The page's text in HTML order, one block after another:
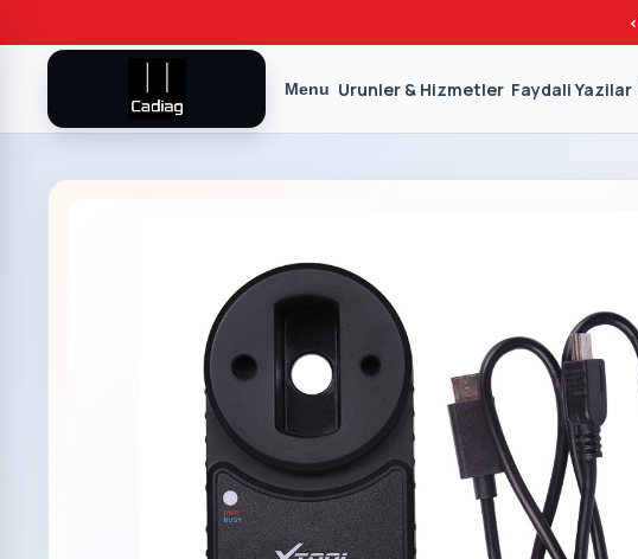
<
Menu Urunler & Hizmetler Faydali Yazilar